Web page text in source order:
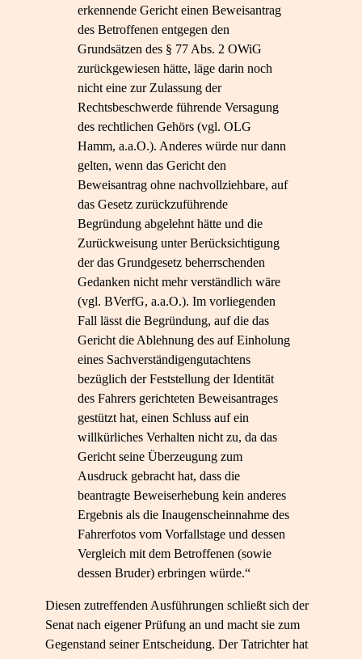
erkennende Gericht einen Beweisantrag
des Betroffenen entgegen den
Grundsätzen des § 77 Abs. 2 OWiG
zurückgewiesen hätte, läge darin noch
nicht eine zur Zulassung der
Rechtsbeschwerde führende Versagung
des rechtlichen Gehörs (vgl. OLG
Hamm, a.a.O.). Anderes würde nur dann
gelten, wenn das Gericht den
Beweisantrag ohne nachvollziehbare, auf
das Gesetz zurückzuführende
Begründung abgelehnt hätte und die
Zurückweisung unter Berücksichtigung
der das Grundgesetz beherrschenden
Gedanken nicht mehr verständlich wäre
(vgl. BVerfG, a.a.O.). Im vorliegenden
Fall lässt die Begründung, auf die das
Gericht die Ablehnung des auf Einholung
eines Sachverständigengutachtens
bezüglich der Feststellung der Identität
des Fahrers gerichteten Beweisantrages
gestützt hat, einen Schluss auf ein
willkürliches Verhalten nicht zu, da das
Gericht seine Überzeugung zum
Ausdruck gebracht hat, dass die
beantragte Beweiserhebung kein anderes
Ergebnis als die Inaugenscheinnahme des
Fahrerfotos vom Vorfallstage und dessen
Vergleich mit dem Betroffenen (sowie
dessen Bruder) erbringen würde.“
Diesen zutreffenden Ausführungen schließt sich der
Senat nach eigener Prüfung an und macht sie zum
Gegenstand seiner Entscheidung. Der Tatrichter hat